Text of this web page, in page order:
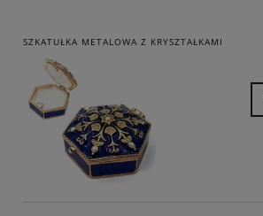
SZKATUŁKA METALOWA Z KRYSZTAŁKAMI